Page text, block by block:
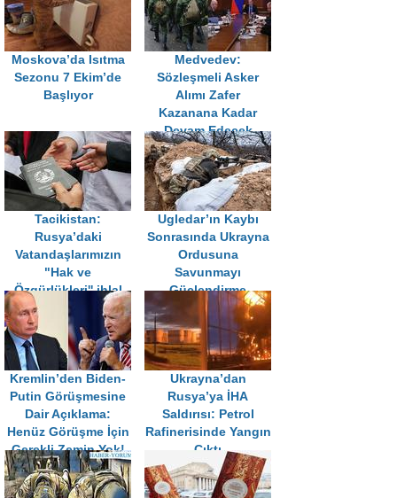
Moskova’da Isıtma
Sezonu 7 Ekim’de
Başlıyor
Medvedev:
Sözleşmeli Asker
Alımı Zafer
Kazanana Kadar
Devam Edecek
Tacikistan:
Rusya’daki
Vatandaşlarımızın
"Hak ve
Özgürlükleri'' ihlal
ediliyor
Ugledar’ın Kaybı
Sonrasında Ukrayna
Ordusuna
Savunmayı
Güçlendirme
Talimatı
Kremlin’den Biden-
Putin Görüşmesine
Dair Açıklama:
Henüz Görüşme İçin
Gerekli Zemin Yok!
Ukrayna’dan
Rusya’ya İHA
Saldırısı: Petrol
Rafinerisinde Yangın
Çıktı